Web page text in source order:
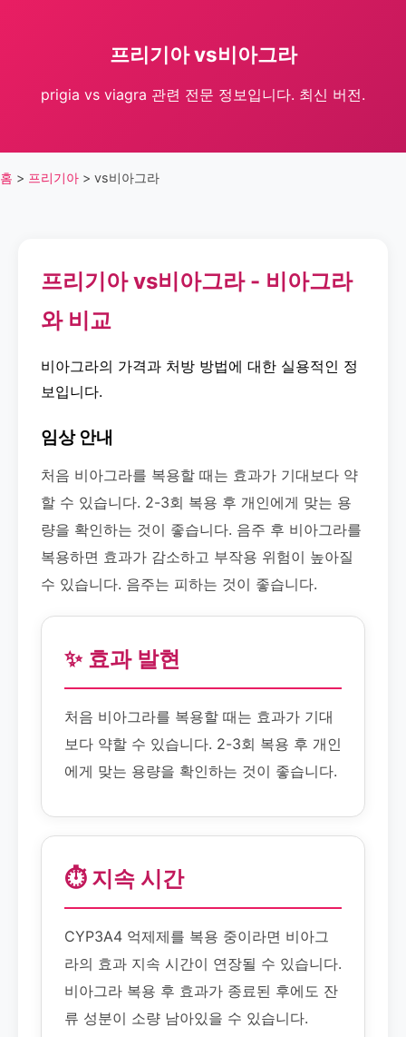
프리기아 vs비아그라
prigia vs viagra 관련 전문 정보입니다. 최신 버전.
홈 > 프리기아 > vs비아그라
프리기아 vs비아그라 - 비아그라
와 비교
비아그라의 가격과 처방 방법에 대한 실용적인 정
보입니다.
임상 안내
처음 비아그라를 복용할 때는 효과가 기대보다 약
할 수 있습니다. 2-3회 복용 후 개인에게 맞는 용
량을 확인하는 것이 좋습니다. 음주 후 비아그라를
복용하면 효과가 감소하고 부작용 위험이 높아질
수 있습니다. 음주는 피하는 것이 좋습니다.
✨ 효과 발현
처음 비아그라를 복용할 때는 효과가 기대
보다 약할 수 있습니다. 2-3회 복용 후 개인
에게 맞는 용량을 확인하는 것이 좋습니다.
⏱️ 지속 시간
CYP3A4 억제제를 복용 중이라면 비아그
라의 효과 지속 시간이 연장될 수 있습니다.
비아그라 복용 후 효과가 종료된 후에도 잔
류 성분이 소량 남아있을 수 있습니다.